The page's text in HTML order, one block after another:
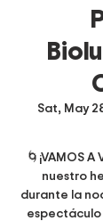
Sat, May
🌀¡VAMOS A
nuestro
durante la